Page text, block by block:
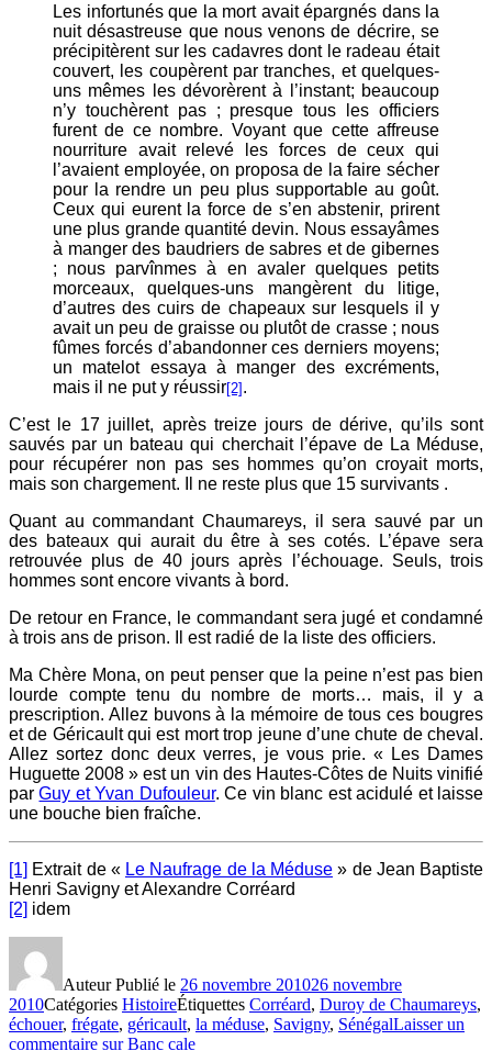
Les infortunés que la mort avait épargnés dans la
nuit désastreuse que nous venons de décrire, se
précipitèrent sur les cadavres dont le radeau était
couvert, les coupèrent par tranches, et quelques-
uns mêmes les dévorèrent à l’instant; beaucoup
n’y touchèrent pas ; presque tous les officiers
furent de ce nombre. Voyant que cette affreuse
nourriture avait relevé les forces de ceux qui
l’avaient employée, on proposa de la faire sécher
pour la rendre un peu plus supportable au goût.
Ceux qui eurent la force de s’en abstenir, prirent
une plus grande quantité devin. Nous essayâmes
à manger des baudriers de sabres et de gibernes
; nous parvînmes à en avaler quelques petits
morceaux, quelques-uns mangèrent du litige,
d’autres des cuirs de chapeaux sur lesquels il y
avait un peu de graisse ou plutôt de crasse ; nous
fûmes forcés d’abandonner ces derniers moyens;
un matelot essaya à manger des excréments,
mais il ne put y réussir[2] .
C’est le 17 juillet, après treize jours de dérive, qu’ils sont
sauvés par un bateau qui cherchait l’épave de La Méduse,
pour récupérer non pas ses hommes qu’on croyait morts,
mais son chargement. Il ne reste plus que 15 survivants .
Quant au commandant Chaumareys, il sera sauvé par un
des bateaux qui aurait du être à ses cotés. L’épave sera
retrouvée plus de 40 jours après l’échouage. Seuls, trois
hommes sont encore vivants à bord.
De retour en France, le commandant sera jugé et condamné
à trois ans de prison. Il est radié de la liste des officiers.
Ma Chère Mona, on peut penser que la peine n’est pas bien
lourde compte tenu du nombre de morts… mais, il y a
prescription. Allez buvons à la mémoire de tous ces bougres
et de Géricault qui est mort trop jeune d’une chute de cheval.
Allez sortez donc deux verres, je vous prie. « Les Dames
Huguette 2008 » est un vin des Hautes-Côtes de Nuits vinifié
parGuy et Yvan Dufouleur. Ce vin blanc est acidulé et laisse
une bouche bien fraîche.
[1] Extrait de « Le Naufrage de la Méduse » de Jean Baptiste
Henri Savigny et Alexandre Corréard
[2] idem
AuteurPublié le 26 novembre 201026 novembre
2010Catégories HistoireÉtiquettes Corréard, Duroy de Chaumareys,
échouer, frégate, géricault, la méduse, Savigny, SénégalLaisser un
commentaire sur Banc cale